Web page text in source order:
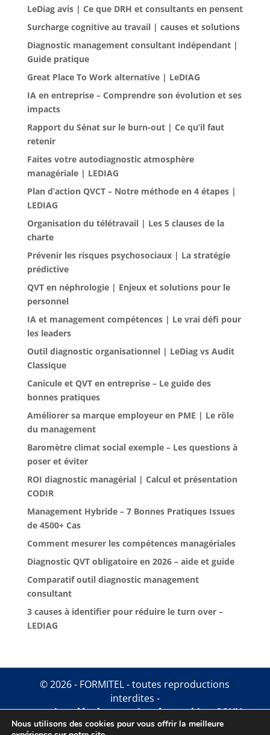
LeDiag avis | Ce que DRH et consultants en pensent
Surcharge cognitive au travail | causes et solutions
Diagnostic management consultant indépendant |
Guide pratique
Great Place To Work alternative | LeDIAG
IA en entreprise – Comprendre son évolution et ses
impacts
Rapport du Sénat sur le burn-out | Ce qu’il faut
retenir
Faites votre autodiagnostic atmosphère
managériale | LEDIAG
Plan d’action QVCT – Notre méthode en 4 étapes |
LEDIAG
Organisation du télétravail | Les 5 clauses de la
charte
Prévenir les risques psychosociaux | La stratégie
prédictive
QVT en néphrologie | Enjeux et solutions pour le
personnel
IA et management compétences | Le vrai défi pour
les leaders
Outil diagnostic organisationnel | LeDiag vs Audit
Classique
Canicule et QVT en entreprise – Le guide des
bonnes pratiques
Améliorer sa marque employeur en PME | Le rôle
du management
Baromètre climat social exemple – Les questions à
poser et éviter
ROI diagnostic managérial | Calcul et présentation
CODIR
Management Hybride – 7 Bonnes Pratiques Issues
de 4500+ Cas
Comment mesurer les compétences managériales
Diagnostic QVT obligatoire en 2026 – aide et guide
Comparatif outil diagnostic management
consultant
3 causes à identifier pour réduire le turn over –
LEDIAG
© 2026 - FORMITEL - toutes reproductions
interdites -
mentions légales.gestion des cookies.CGUV
Nous utilisons des cookies pour vous offrir la meilleure